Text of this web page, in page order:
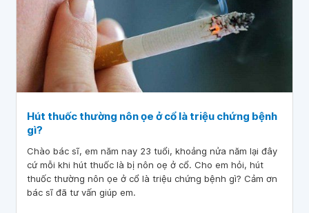
Hút thuốc thường nôn ọe ở cổ là triệu chứng bệnh
gì?
Chào bác sĩ, em năm nay 23 tuổi, khoảng nửa năm lại đây
cứ mỗi khi hút thuốc là bị nôn oẹ ở cổ. Cho em hỏi, hút
thuốc thường nôn ọe ở cổ là triệu chứng bệnh gì? Cảm ơn
bác sĩ đã tư vấn giúp em.